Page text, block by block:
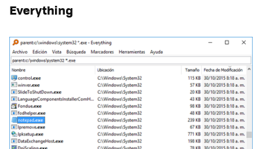
Everything